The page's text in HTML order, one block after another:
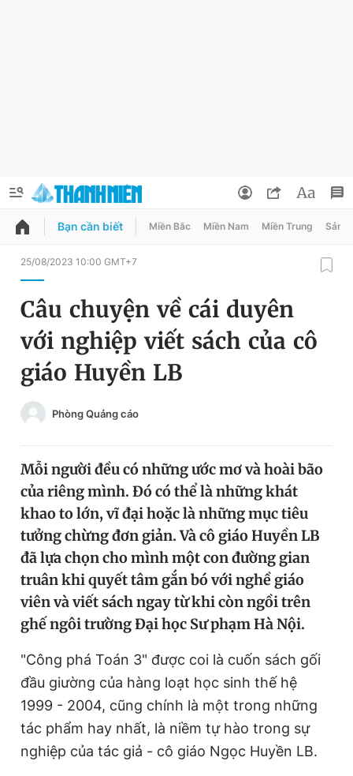
QUẢNG CÁO ĐẶT BÁO
Chuyên mục
Chuyên mục khác
Chào ngày mới
Tin thị trường
Video Magazine
Sản phẩm khác
Tiện ích Bạn cần biết
Đọc Thanh Niên trên điện thoại
Đổi mật khẩu
Tin đã lưu
Bạn cần biết Miền Bắc Miền Nam Miền Trung Sản
25/08/2023 10:00 GMT+7
Câu chuyện về cái duyên
với nghiệp viết sách của cô
giáo Huyền LB
Phòng Quảng cáo
Mỗi người đều có những ước mơ và hoài bão
của riêng mình. Đó có thể là những khát
khao to lớn, vĩ đại hoặc là những mục tiêu
tưởng chừng đơn giản. Và cô giáo Huyền LB
đã lựa chọn cho mình một con đường gian
truân khi quyết tâm gắn bó với nghề giáo
viên và viết sách ngay từ khi còn ngồi trên
ghế ngôi trường Đại học Sư phạm Hà Nội.
"Công phá Toán 3" được coi là cuốn sách gối
đầu giường của hàng loạt học sinh thế hệ
1999 - 2004, cũng chính là một trong những
tác phẩm hay nhất, là niềm tự hào trong sự
nghiệp của tác giả - cô giáo Ngọc Huyền LB.